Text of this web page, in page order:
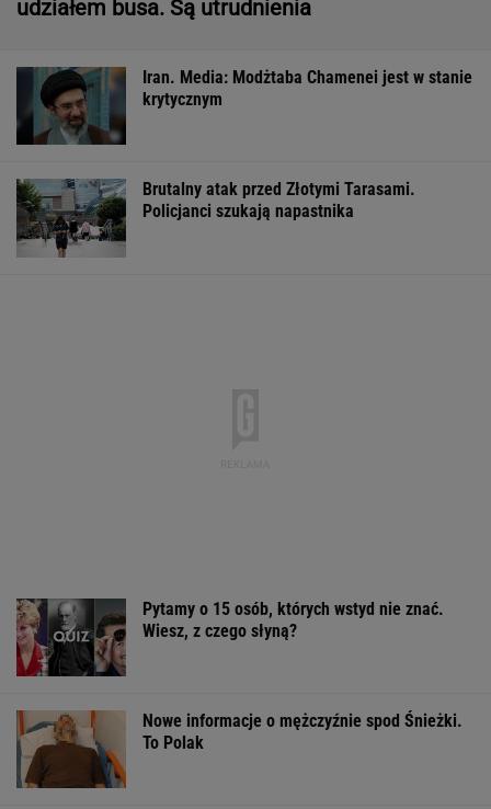
udziałem busa. Są utrudnienia
Iran. Media: Modżtaba Chamenei jest w stanie
krytycznym
Brutalny atak przed Złotymi Tarasami.
Policjanci szukają napastnika
Pytamy o 15 osób, których wstyd nie znać.
Wiesz, z czego słyną?
Nowe informacje o mężczyźnie spod Śnieżki.
To Polak